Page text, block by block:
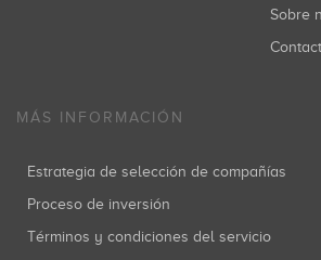
Sobre
MÁS INFORMACIÓN
Estrategia de selección de compañías
Proceso de inversión
Términos y condiciones del servicio